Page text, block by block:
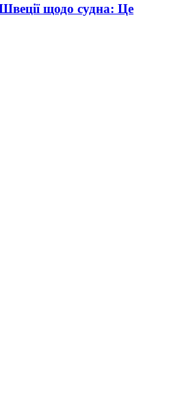
щодо судна: Це